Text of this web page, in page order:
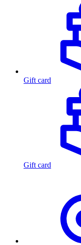
Gift card
Gift card